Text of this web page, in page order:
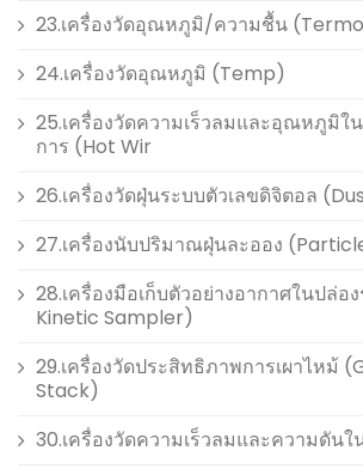
23.เครื่องวัดอุณหภูมิ/ความชื้น
24.เครื่องวัดอุณหภูมิ (Temp)
25.เครื่องวัดความเร็วลมและอุณหภูมิใ
การ (Hot Wir
26.เครื่องวัดฝุ่นระบบตัวเลขดิจิตอล
27.เครื่องนับปริมาณฝุ่นละออง
28.เครื่องมือเก็บตัวอย่างอากาศในปล่อ
Kinetic Sampler)
29.เครื่องวัดประสิทธิภาพการเผาไหม้
Stack)
30.เครื่องวัดความเร็วลมและความดันใ